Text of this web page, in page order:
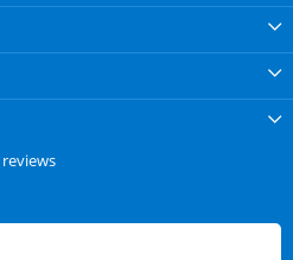
reviews